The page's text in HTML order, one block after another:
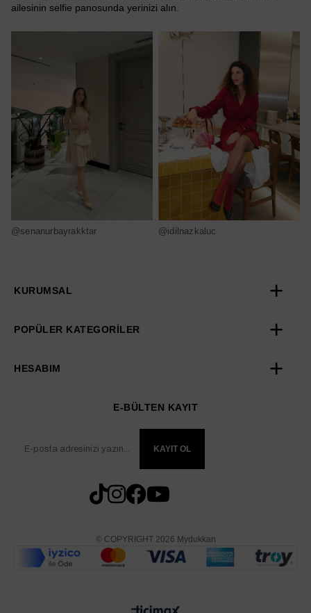
ailesinin selfie panosunda yerinizi alın.
@senanurbayrakktar @idilnazkaluc
KURUMSAL
POPÜLER KATEGORİLER
HESABIM
E-BÜLTEN KAYIT
KAYIT OL
© COPYRIGHT 2026 Mydukkan